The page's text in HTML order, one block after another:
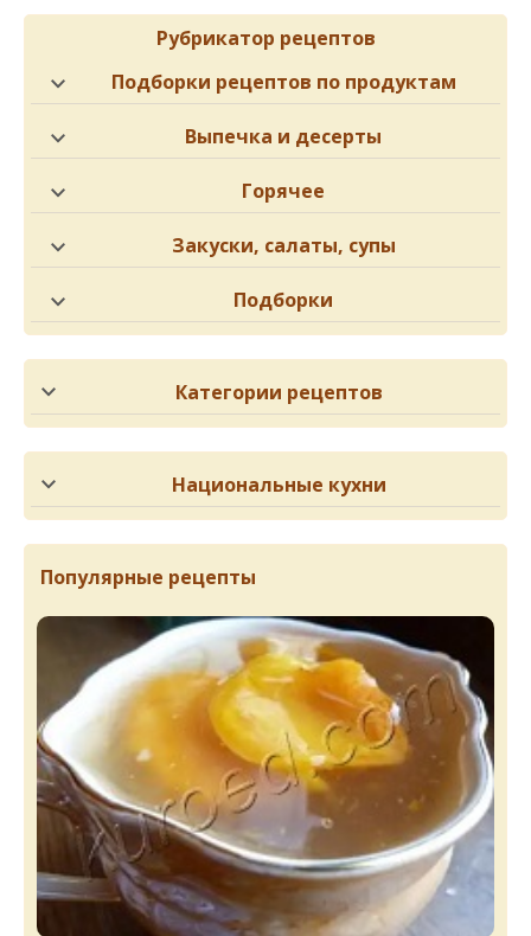
Рубрикатор рецептов
Подборки рецептов по продуктам
Выпечка и десерты
Горячее
Закуски, салаты, супы
Подборки
Категории рецептов
Национальные кухни
Популярные рецепты